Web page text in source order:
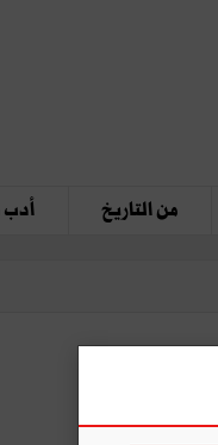
من التاريخ أدب